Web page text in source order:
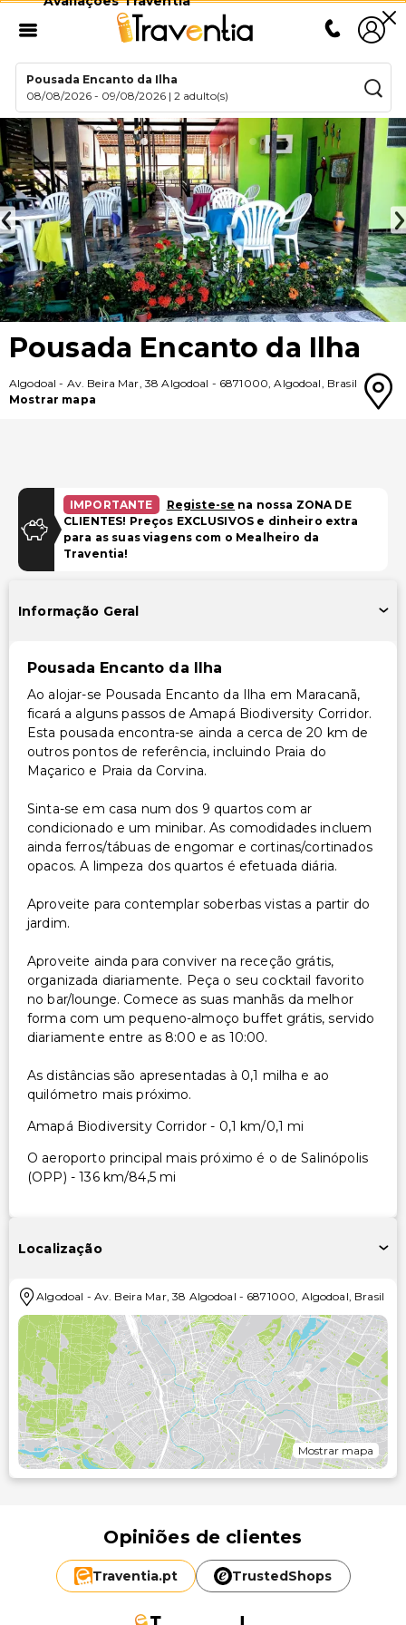
Pousada Encanto da Ilha
08/08/2026 - 09/08/2026 |2 adulto(s)
Pousada Encanto da Ilha
Algodoal - Av. Beira Mar, 38 Algodoal - 6871000,Algodoal, Brasil
Mostrar mapa
IMPORTANTE Registe-se na nossa ZONA DE
CLIENTES! Preços EXCLUSIVOS e dinheiro extra
para as suas viagens com o Mealheiro da
Traventia!
Informação Geral
Pousada Encanto da Ilha
Ao alojar-se Pousada Encanto da Ilha em Maracanã,
ficará a alguns passos de Amapá Biodiversity Corridor.
Esta pousada encontra-se ainda a cerca de 20 km de
outros pontos de referência, incluindo Praia do
Maçarico e Praia da Corvina.
Sinta-se em casa num dos 9 quartos com ar
condicionado e um minibar. As comodidades incluem
ainda ferros/tábuas de engomar e cortinas/cortinados
opacos. A limpeza dos quartos é efetuada diária.
Aproveite para contemplar soberbas vistas a partir do
jardim.
Aproveite ainda para conviver na receção grátis,
organizada diariamente. Peça o seu cocktail favorito
no bar/lounge. Comece as suas manhãs da melhor
forma com um pequeno-almoço buffet grátis, servido
diariamente entre as 8:00 e as 10:00.
As distâncias são apresentadas à 0,1 milha e ao
quilómetro mais próximo.
Amapá Biodiversity Corridor - 0,1 km/0,1 mi
O aeroporto principal mais próximo é o de Salinópolis
(OPP) - 136 km/84,5 mi
Localização
Algodoal - Av. Beira Mar, 38 Algodoal - 6871000, Algodoal, Brasil
Mostrar mapa
Opiniões de clientes
Traventia.pt TrustedShops